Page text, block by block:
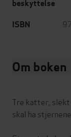
beskyttelse
ISBN
Om boken
Tre katter, slekt
skal ha